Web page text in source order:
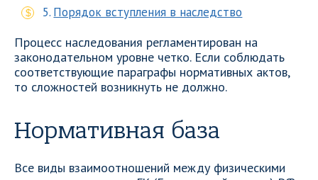
Порядок вступления в наследство
Процесс наследования регламентирован на
законодательном уровне четко. Если соблюдать
соответствующие параграфы нормативных актов,
то сложностей возникнуть не должно.
Нормативная база
Все виды взаимоотношений между физическими